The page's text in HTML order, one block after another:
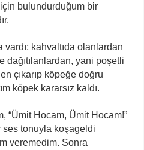
bulundurduğum bir
vardı; kahvaltıda olanlardan
dağıtılanlardan, yani poşetli
çıkarıp köpeğe doğru
köpek kararsız kaldı.
“Ümit Hocam, Ümit Hocam!”
ses tonuyla koşageldi
veremedim. Sonra